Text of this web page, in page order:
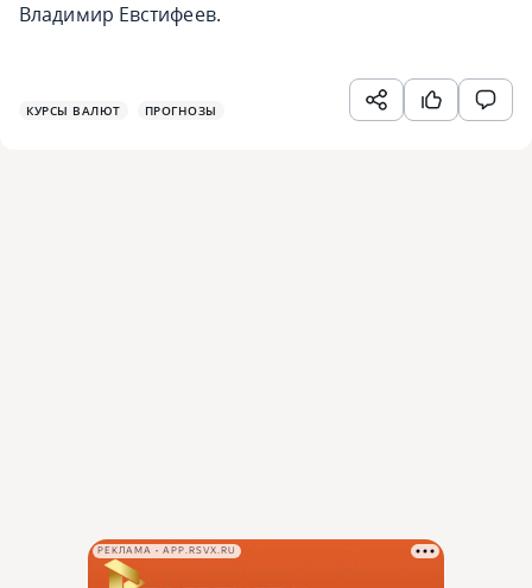
Владимир Евстифеев.
КУРСЫ ВАЛЮТ ПРОГНОЗЫ
РЕКЛАМА • APP.RSVX.RU